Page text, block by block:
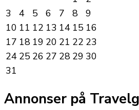
3
4 5 6 7 8
9
10 11 12 13 14 15 16
17 18 19 20 21 22 23
24 25 26 27 28 29 30
31
Annonser på